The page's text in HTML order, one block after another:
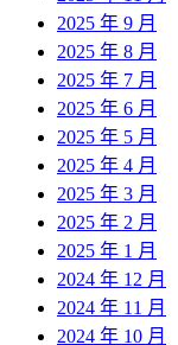
2025 年 9 月
2025 年 8 月
2025 年 7 月
2025 年 6 月
2025 年 5 月
2025 年 4 月
2025 年 3 月
2025 年 2 月
2025 年 1 月
2024 年 12 月
2024 年 11 月
2024 年 10 月